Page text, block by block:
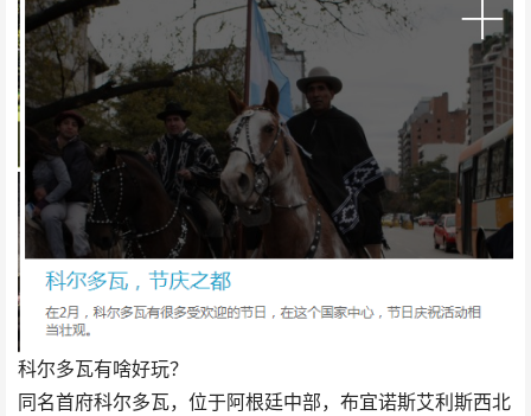
科尔多瓦有啥好玩？
同名首府科尔多瓦，位于阿根廷中部，布宜诺斯艾利斯西北